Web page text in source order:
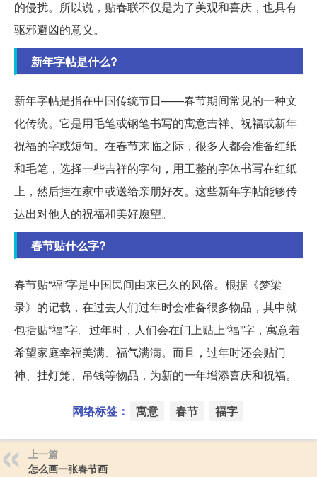
的侵扰。所以说，贴春联不仅是为了美观和喜庆，也具有
驱邪避凶的意义。
新年字帖是什么?
新年字帖是指在中国传统节日——春节期间常见的一种文
化传统。它是用毛笔或钢笔书写的寓意吉祥、祝福或新年
祝福的字或短句。在春节来临之际，很多人都会准备红纸
和毛笔，选择一些吉祥的字句，用工整的字体书写在红纸
上，然后挂在家中或送给亲朋好友。这些新年字帖能够传
达出对他人的祝福和美好愿望。
春节贴什么字?
春节贴“福”字是中国民间由来已久的风俗。根据《梦梁
录》的记载，在过去人们过年时会准备很多物品，其中就
包括贴“福”字。过年时，人们会在门上贴上“福”字，寓意着
希望家庭幸福美满、福气满满。而且，过年时还会贴门
神、挂灯笼、吊钱等物品，为新的一年增添喜庆和祝福。
网络标签： 寓意 春节 福字
上一篇
怎么画一张春节画